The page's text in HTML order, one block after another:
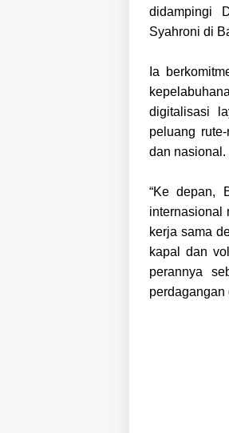
didampingi
Syahroni di
Ia
digitalisasi
peluang
dan nasional.
“Ke depan,
internasional
kerja sama
kapal dan
perannya
perdagangan